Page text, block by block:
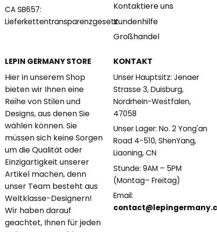
CA SB657:
Lieferkettentransparenzgesetz
Kontaktiere uns
Kundenhilfe
Großhandel
LEPIN GERMANY STORE
Hier in unserem Shop
bieten wir Ihnen eine
Reihe von Stilen und
Designs, aus denen Sie
wählen können. Sie
müssen sich keine Sorgen
um die Qualität oder
Einzigartigkeit unserer
Artikel machen, denn
unser Team besteht aus
Weltklasse-Designern!
Wir haben darauf
geachtet, Ihnen für jeden
KONTAKT
Unser Hauptsitz: Jenaer
Strasse 3, Duisburg,
Nordrhein-Westfalen,
47058
Unser Lager: No. 2 Yong'an
Road 4-510, ShenYang,
Liaoning, CN
Stunde: 9AM – 5PM
(Montag– Freitag)
Email: